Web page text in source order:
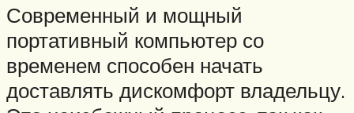
Современный и мощный
портативный компьютер со
временем способен начать
доставлять дискомфорт владельцу.